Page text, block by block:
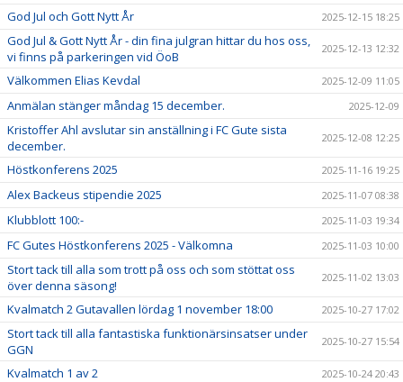
God Jul och Gott Nytt År 2025-12-15 18:25
God Jul & Gott Nytt År - din fina julgran hittar du hos oss,
vi finns på parkeringen vid ÖoB
2025-12-13 12:32
Välkommen Elias Kevdal 2025-12-09 11:05
Anmälan stänger måndag 15 december. 2025-12-09
Kristoffer Ahl avslutar sin anställning i FC Gute sista
december.
2025-12-08 12:25
Höstkonferens 2025 2025-11-16 19:25
Alex Backeus stipendie 2025 2025-11-07 08:38
Klubblott 100:- 2025-11-03 19:34
FC Gutes Höstkonferens 2025 - Välkomna 2025-11-03 10:00
Stort tack till alla som trott på oss och som stöttat oss
över denna säsong!
2025-11-02 13:03
Kvalmatch 2 Gutavallen lördag 1 november 18:00 2025-10-27 17:02
Stort tack till alla fantastiska funktionärsinsatser under
GGN
2025-10-27 15:54
Kvalmatch 1 av 2 2025-10-24 20:43